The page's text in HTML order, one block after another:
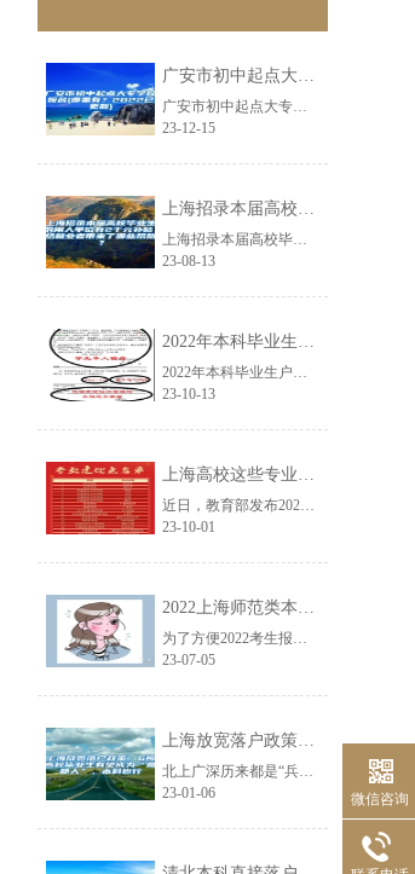
广安市初中起点大专学校报名(哪里有？2022已更新)
广安市初中起点大专学校报名(哪里有？2022已更新)hiQFhc2感觉本身是......
23-12-15
上海招录本届高校毕业生的用人单位有2千元补贴，给就业者带来了哪些帮助？
上海招录本届高校毕业生的用人单位有2千元补贴，给就业者带来了哪些帮助？这不仅......
23-08-13
2022年本科毕业生户口迁移办理通知
2022年本科毕业生户口迁移办理通知第一篇根据天津市公安局户籍管理规定，现通......
23-10-13
上海高校这些专业入选国家级一流本科专业建设！
近日，教育部发布2021年度国家级一流本科专业建设点名单，这些国家级一流本科......
23-10-01
2022上海师范类本科院校名单
为了方便2022考生报考上海师范类本科院校，小编整理2022上海师范类本科院......
23-07-05
上海放宽落户政策，6所高校毕业生有望成为“魔都人”，本科也行
北上广深历来都是“兵家必争之地”，无论是考大学，还是考研，都是无数学子心目中......
23-01-06
微信咨询